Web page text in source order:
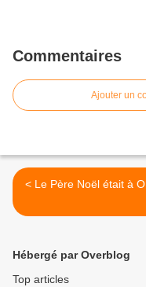
Commentaires
Ajouter un
< Le Père Noël était à
Hébergé par Overblog
Top articles